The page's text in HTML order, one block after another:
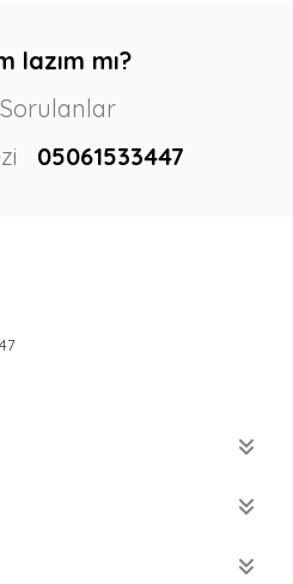
lazım mı?
Sorulanlar
05061533447